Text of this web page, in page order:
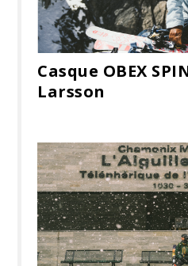
Casque OBEX
Larsson